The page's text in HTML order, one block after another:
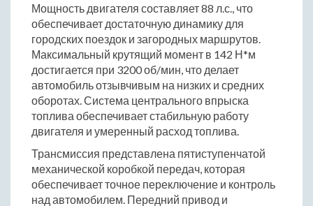
Мощность двигателя составляет 88 л.с., что
обеспечивает достаточную динамику для
городских поездок и загородных маршрутов.
Максимальный крутящий момент в 142 Н*м
достигается при 3200 об/мин, что делает
автомобиль отзывчивым на низких и средних
оборотах. Система центрального впрыска
топлива обеспечивает стабильную работу
двигателя и умеренный расход топлива.
Трансмиссия представлена пятиступенчатой
механической коробкой передач, которая
обеспечивает точное переключение и контроль
над автомобилем. Передний привод и